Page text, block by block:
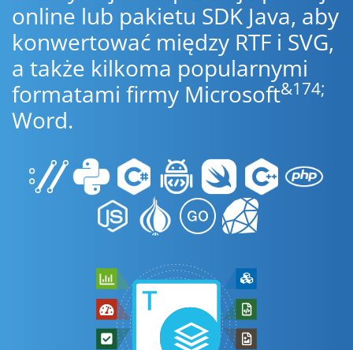
online lub pakietu SDK Java, aby
konwertować między RTF i SVG,
a także kilkoma popularnymi
formatami firmy Microsoft&174;
Word.